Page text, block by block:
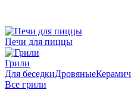
Печи для пиццы
Грили
Для беседкиДровяные
Все грили